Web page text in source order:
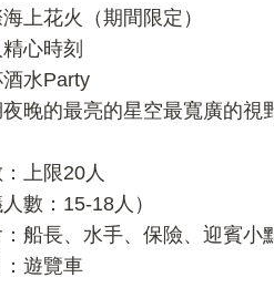
上花火（期間限定）
心時刻
水Party
晚的最亮的星空最寬廣的視
上限20人
數：15-18人）
船長、水手、保險、迎賓小
遊覽車